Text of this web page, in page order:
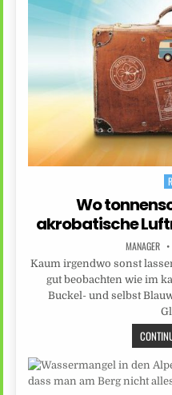
Wo
akrobatische
MANAGER
Kaum irgendwo sonst
gut beobachten wie im
Buckel- und selbst